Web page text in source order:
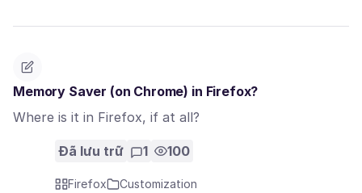
Memory Saver (on Chrome) in Firefox?
Where is it in Firefox, if at all?
Đã lưu trữ 1 100
Firefox
Customization